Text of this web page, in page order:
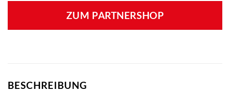
ZUM PARTNERSHOP
BESCHREIBUNG